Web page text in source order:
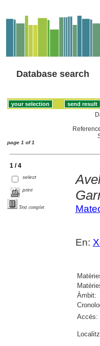
Database search
page 1 of 1
1 / 4
select
print
Text complet
En:
Àmbit:
Accés: